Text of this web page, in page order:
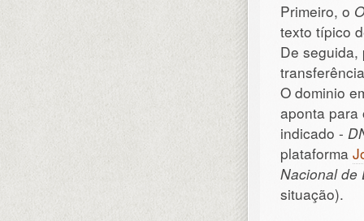
Primeiro, o
texto típico
De
O dominio
aponta para
indicado -
plataforma
Nacional de
situação).